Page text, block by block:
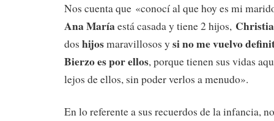
Nos cuenta que «conocí al que hoy es mi
Ana Maríaestá casada y tiene 2 hijos,
dos hijosmaravillosos y si no me vuelvo
Bierzo es por ellos, porque tienen sus vidas
lejos de ellos, sin poder verlos a menudo».
En lo referente a sus recuerdos de la infancia,